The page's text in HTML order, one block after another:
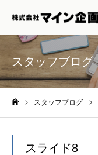
スタッフブログ
スタッフブログ
スライド8